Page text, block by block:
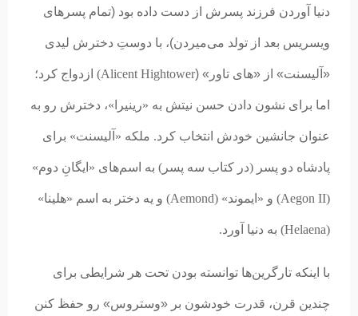
دنیا آوردن فرزند پسرش از دست داده بود (تمام پسرهای
ویسریس بعد از تولد می‌میردن)، با دوستِ دخترش لیدی
«آلیسنت» از «های تاور» (
Alicent Hightower) ازدواج کرد؛
اما برای نشون دادن حسن نیتش به «رینیرا»، دخترش رو به
عنوان جانشین خودش انتخاب کرد. ملکه «آلیسنت» برای
پادشاه دو پسر (در کتاب سه پسر)‌ به اسم‌های «ایگانِ دوم»
(Aegon II) و «ایموند» (Aemond) و یه دختر به اسم «هلینا»
(Helaena) به دنیا آورد.
با اینکه تارگرین‌ها توانسته بودن تحت هر شرایطی برای
چندین قرن، قدرت خودشون بر «وستروس» رو حفظ کنن